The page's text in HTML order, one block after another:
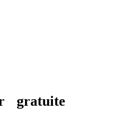
gratuite